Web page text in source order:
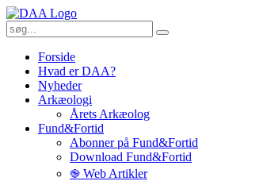
Forside
Hvad er DAA?
Nyheder
Arkæologi
Årets Arkæolog
Fund&Fortid
Abonner på Fund&Fortid
Download Fund&Fortid
֎ Web Artikler